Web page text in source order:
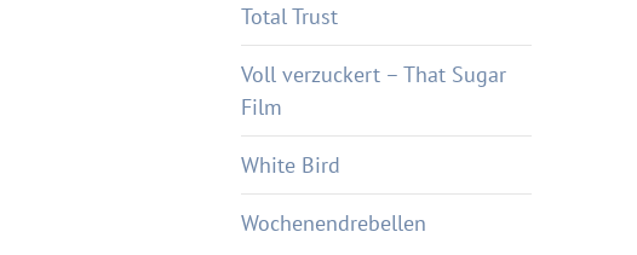
Total Trust
Voll verzuckert – That Sugar
Film
White Bird
Wochenendrebellen